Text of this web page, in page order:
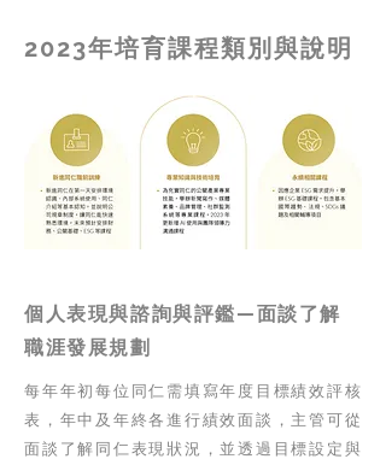
2023年培育課程類別與說明
個人表現與諮詢與評鑑—面談了解
職涯發展規劃
每年年初每位同仁需填寫年度目標績效評核
表，年中及年終各進行績效面談，主管可從
面談了解同仁表現狀況，並透過目標設定與